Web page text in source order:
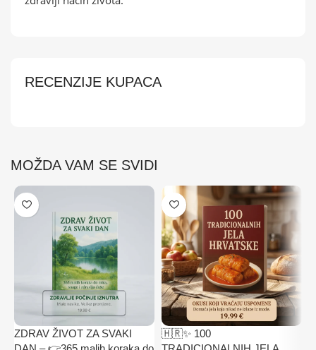
RECENZIJE KUPACA
MOŽDA VAM SE SVIDI
ZDRAV ŽIVOT ZA SVAKI
🇭🇷✨ 100